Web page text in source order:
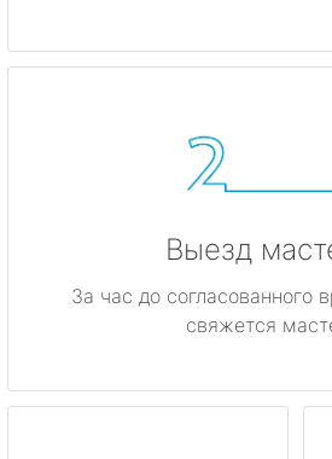
Выезд
За час до согласованного
свяжется